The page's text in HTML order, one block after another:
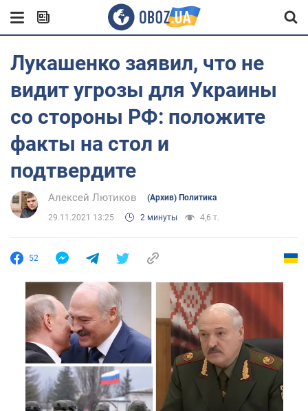
Лукашенко заявил, что не
видит угрозы для Украины
со стороны РФ: положите
факты на стол и
подтвердите
Алексей Лютиков (Архив) Политика
29.11.2021 13:25 2 минуты 4,6 т.
52